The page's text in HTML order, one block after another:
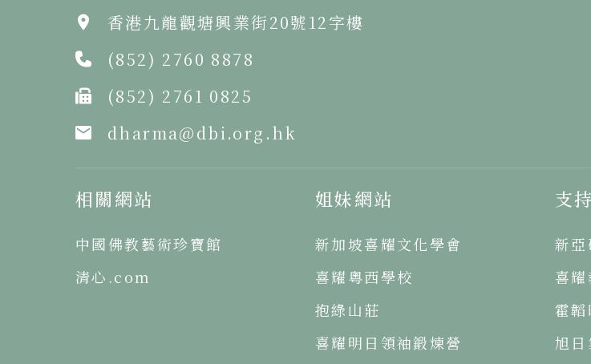
香港九龍觀塘興業街20號12字樓
(852) 2760 8878
(852) 2761 0825
dharma@dbi.org.hk
相關網站
中國佛教藝術珍寶館
清心.com
姐妹網站
新加坡喜耀文化學會
喜耀粵西學校
抱綠山莊
喜耀明日領袖鍛煉營
支
新
喜
霍
旭日